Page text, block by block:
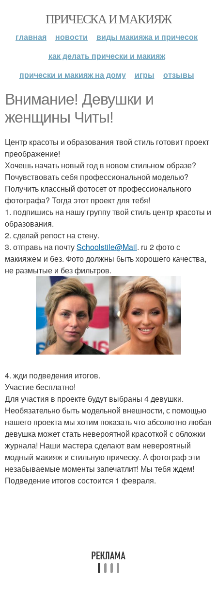
ПРИЧЕСКА И МАКИЯЖ
главная новости
виды макияжа и причесок
как делать прически и макияж
прически и макияж на дому
игры отзывы
Внимание! Девушки и
женщины Читы!
Центр красоты и образования твой стиль готовит проект
преображение!
Хочешь начать новый год в новом стильном образе?
Почувствовать себя профессиональной моделью?
Получить классный фотосет от профессионального
фотографа? Тогда этот проект для тебя!
1. подпишись на нашу группу твой стиль центр красоты и
образования.
2. сделай репост на стену.
3. отправь на почтуSchoolstile@Mail. ru 2 фото с
макияжем и без. Фото должны быть хорошего качества,
не размытые и без фильтров.
4. жди подведения итогов.
Участие бесплатно!
Для участия в проекте будут выбраны 4 девушки.
Необязательно быть модельной внешности, с помощью
нашего проекта мы хотим показать что абсолютно любая
девушка может стать невероятной красоткой с обложки
журнала! Наши мастера сделают вам невероятный
модный макияж и стильную прическу. А фотограф эти
незабываемые моменты запечатлит! Мы тебя ждем!
Подведение итогов состоится 1 февраля.